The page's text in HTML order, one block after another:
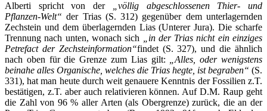
Alberti spricht von der
„völlig abgeschlossenen Thier- und
Pflanzen-Welt“ der Trias (S. 312) gegenüber dem unterlagernden
Zechstein und dem überlagernden Lias (Unterer Jura). Die scharfe
Trennung nach unten, wonach sich
„in der Trias nicht ein einziges
Petrefact der Zechsteinformation“findet (S. 327), und die ähnlich
nach oben für die Grenze zum Lias gilt:
„Alles, oder wenigstens
beinahe alles Organische, welches die Trias hegte, ist begraben“ (S.
331), hat man heute durch weit genauere Kenntnis der Fossilien z.T.
bestätigen, z.T. aber auch relativieren können. Auf D.M. Raup geht
die Zahl von 96 % aller Arten (als Obergrenze) zurück, die an der